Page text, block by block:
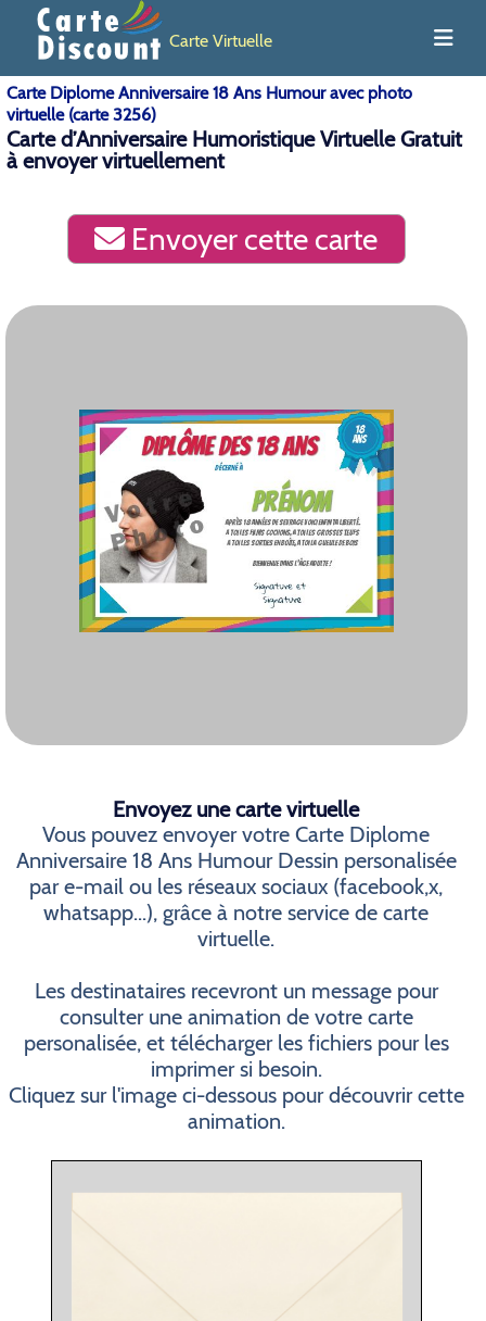
Carte Virtuelle
Carte Diplome Anniversaire 18 Ans Humour avec photo
virtuelle (carte 3256)
Carte d’Anniversaire Humoristique Virtuelle Gratuit
à envoyer virtuellement
Envoyer cette carte
Envoyez une carte virtuelle
Vous pouvez envoyer votre Carte Diplome
Anniversaire 18 Ans Humour Dessin personalisée
par e-mail ou les réseaux sociaux (facebook,x,
whatsapp...), grâce à notre service de carte
virtuelle.
Les destinataires recevront un message pour
consulter une animation de votre carte
personalisée, et télécharger les fichiers pour les
imprimer si besoin.
Cliquez sur l'image ci-dessous pour découvrir cette
animation.